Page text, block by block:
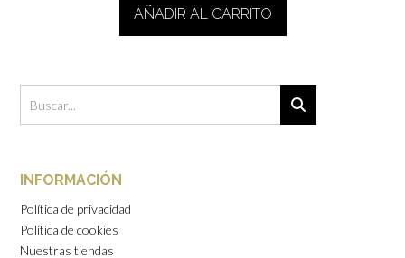
AÑADIR AL CARRITO
INFORMACIÓN
Política de privacidad
Política de cookies
Nuestras tiendas